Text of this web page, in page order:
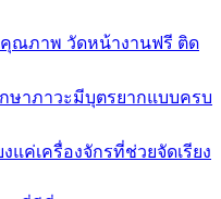
ณภาพ วัดหน้างานฟรี ติด
ษาภาวะมีบุตรยากแบบครบ
งแค่เครื่องจักรที่ช่วยจัดเรียง